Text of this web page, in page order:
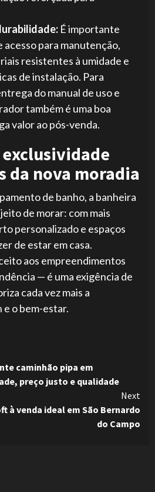
É importante
para manutenção,
resistentes à umidade e
de instalação. Para
do manual de uso e
também é uma boa
valor ao pós-venda.
da nova moradia
de banho, a banheira
de morar: com mais
personalizado e espaços
de estar em casa.
aos empreendimentos
— é uma exigência de
cada vez mais a
e o bem-estar.
caminhão pipa em
preço justo e qualidade
Next
à venda ideal em São Bernardo
do Campo